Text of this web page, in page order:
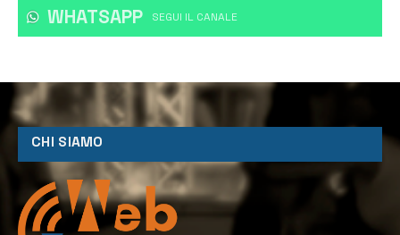
WHATSAPP ‎SEGUI IL CANALE
CHI SIAMO